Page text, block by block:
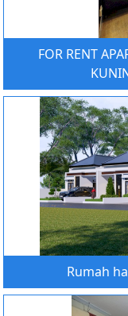
FOR RENT
Rumah